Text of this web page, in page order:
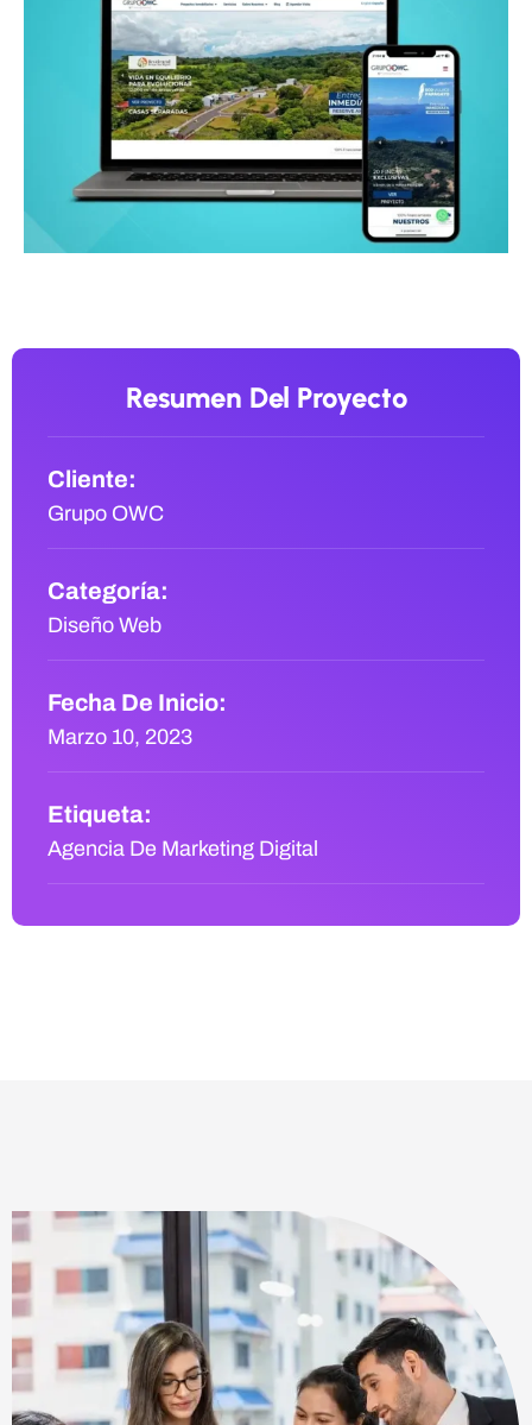
Resumen Del Proyecto
Cliente:
Grupo OWC
Categoría:
Diseño Web
Fecha De Inicio:
Marzo 10, 2023
Etiqueta:
Agencia De Marketing Digital